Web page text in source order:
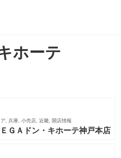
ホーテ
, 兵庫, 小売店, 近畿, 開店情報
ＧＡドン・キホーテ神戸本店